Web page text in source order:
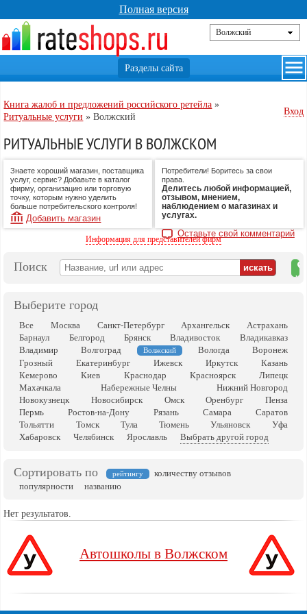
Полная версия
Книга жалоб и предложений российского ретейла »
Ритуальные услуги »Волжский
Вход
РИТУАЛЬНЫЕ УСЛУГИ В ВОЛЖСКОМ
Знаете хороший магазин, поставщика
услуг, сервис? Добавьте в каталог
фирму, организацию или торговую
точку, которым нужно уделить
больше потребительского контроля!
Добавить магазин
Потребители! Боритесь за свои
права.
Делитесь любой информацией,
отзывом, мнением,
наблюдением о магазинах и
услугах.
Оставьте свой комментарий
Информация для представителей фирм
Поиск
на
Выберите город
Все Москва Санкт-Петербург Архангельск
Астрахань
Барнаул
Белгород Брянск Владивосток
Владикавказ
Владимир
Волгоград Волжский Вологда
Воронеж
Грозный
Екатеринбург Ижевск Иркутск
Казань
Кемерово
Киев Краснодар Красноярск
Липецк
Махачкала
Набережные Челны
Нижний Новгород
Новокузнецк
Новосибирск Омск Оренбург
Пенза
Пермь
Ростов-на-Дону Рязань Самара
Саратов
Тольятти
Томск Тула Тюмень Ульяновск
Уфа
Хабаровск
Челябинск Ярославль Выбрать другой город
Сортировать по рейтингу
количеству отзывов
популярности
названию
Нет результатов.
Автошколы в Волжском